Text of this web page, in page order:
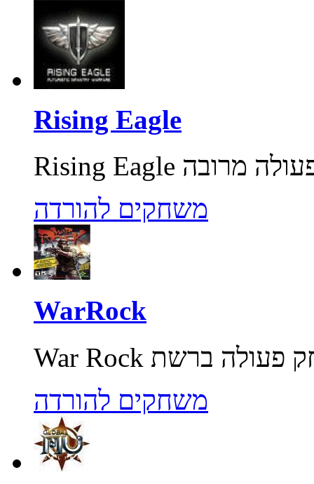
Rising Eagle
משחקים להורדה
WarRock
משחקים להורדה